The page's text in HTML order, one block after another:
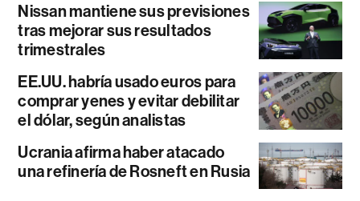
Nissan mantiene sus previsiones
tras mejorar sus resultados
trimestrales
EE.UU. habría usado euros para
comprar yenes y evitar debilitar
el dólar, según analistas
Ucrania afirma haber atacado
una refinería de Rosneft en Rusia